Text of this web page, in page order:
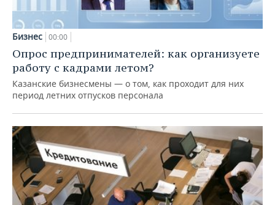
Бизнес 00:00
Опрос предпринимателей: как организуете
работу с кадрами летом?
Казанские бизнесмены — о том, как проходит для них
период летних отпусков персонала